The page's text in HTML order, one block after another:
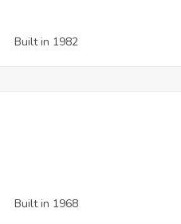
Built in 1982
Built in 1968